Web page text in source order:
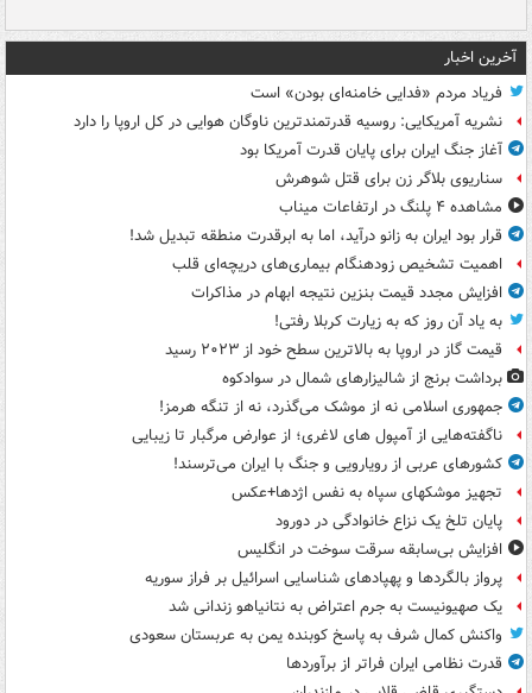
آخرین اخبار
فریاد مردم «فدایی خامنه‌ای بودن» است
نشریه آمریکایی: روسیه قدرتمندترین ناوگان هوایی در کل اروپا را دارد
آغاز جنگ ایران برای پایان قدرت آمریکا بود
سناریوی بلاگر زن برای قتل شوهرش
مشاهده ۴ پلنگ در ارتفاعات میناب
قرار بود ایران به زانو درآید، اما به ابرقدرت منطقه تبدیل شد!
اهمیت تشخیص زودهنگام بیماری‌های دریچه‌ای قلب
افزایش مجدد قیمت بنزین نتیجه ابهام در مذاکرات
به یاد آن روز که به زیارت کربلا رفتی!
قیمت گاز در اروپا به بالاترین سطح خود از ۲۰۲۳ رسید
برداشت برنج از شالیزارهای شمال در سوادکوه
جمهوری اسلامی نه از موشک می‌گذرد، نه از تنگه هرمز!
ناگفته‌هایی از آمپول های لاغری؛ از عوارض مرگبار تا زیبایی
کشورهای عربی از رویارویی و جنگ با ایران می‌ترسند!
تجهیز موشکهای سپاه به نفس اژدها+عکس
پایان تلخ یک نزاع خانوادگی در دورود
افزایش بی‌سابقه سرقت سوخت در انگلیس
پرواز بالگردها و پهپادهای شناسایی اسرائیل بر فراز سوریه
یک صهیونیست به جرم اعتراض به نتانیاهو زندانی شد
واکنش کمال شرف به پاسخ کوبنده یمن به عربستان سعودی
قدرت نظامی ایران فراتر از برآوردها